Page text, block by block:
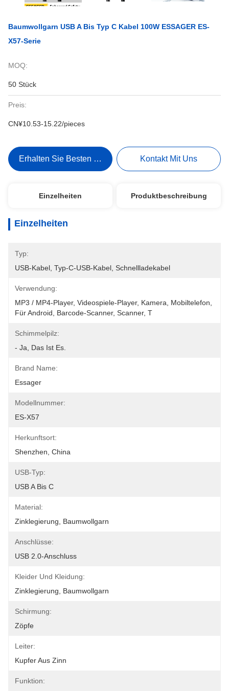
Baumwollgarn USB A Bis Typ C Kabel 100W ESSAGER ES-
X57-Serie
MOQ:
50 Stück
Preis:
CN¥10.53-15.22/pieces
Erhalten Sie Besten Preis Kontakt Mit Uns
Einzelheiten Produktbeschreibung
Einzelheiten
Typ:
USB-Kabel, Typ-C-USB-Kabel, Schnellladekabel
Verwendung:
MP3 / MP4-Player, Videospiele-Player, Kamera, Mobiltelefon,
Für Android, Barcode-Scanner, Scanner, T
Schimmelpilz:
- Ja, Das Ist Es.
Brand Name:
Essager
Modellnummer:
ES-X57
Herkunftsort:
Shenzhen, China
USB-Typ:
USB A Bis C
Material:
Zinklegierung, Baumwollgarn
Anschlüsse:
USB 2.0-Anschluss
Kleider Und Kleidung:
Zinklegierung, Baumwollgarn
Schirmung:
Zöpfe
Leiter:
Kupfer Aus Zinn
Funktion: